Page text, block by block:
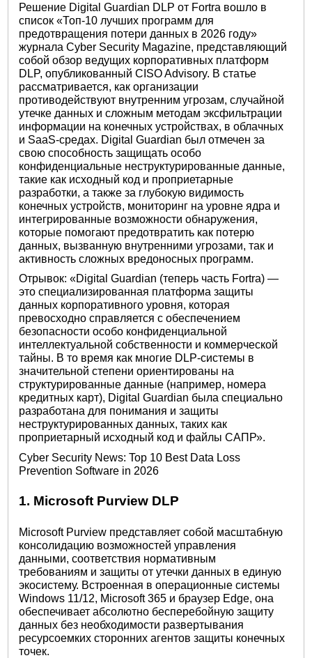
Решение Digital Guardian DLP от Fortra вошло в
список «Топ-10 лучших программ для
предотвращения потери данных в 2026 году»
журнала Cyber ​​Security Magazine, представляющий
собой обзор ведущих корпоративных платформ
DLP, опубликованный CISO Advisory. В статье
рассматривается, как организации
противодействуют внутренним угрозам, случайной
утечке данных и сложным методам эксфильтрации
информации на конечных устройствах, в облачных
и SaaS-средах. Digital Guardian был отмечен за
свою способность защищать особо
конфиденциальные неструктурированные данные,
такие как исходный код и проприетарные
разработки, а также за глубокую видимость
конечных устройств, мониторинг на уровне ядра и
интегрированные возможности обнаружения,
которые помогают предотвратить как потерю
данных, вызванную внутренними угрозами, так и
активность сложных вредоносных программ.
Отрывок: «Digital Guardian (теперь часть Fortra) —
это специализированная платформа защиты
данных корпоративного уровня, которая
превосходно справляется с обеспечением
безопасности особо конфиденциальной
интеллектуальной собственности и коммерческой
тайны. В то время как многие DLP-системы в
значительной степени ориентированы на
структурированные данные (например, номера
кредитных карт), Digital Guardian была специально
разработана для понимания и защиты
неструктурированных данных, таких как
проприетарный исходный код и файлы САПР».
Cyber Security News: Top 10 Best Data Loss
Prevention Software in 2026
1. Microsoft Purview DLP
Microsoft Purview представляет собой масштабную
консолидацию возможностей управления
данными, соответствия нормативным
требованиям и защиты от утечки данных в единую
экосистему. Встроенная в операционные системы
Windows 11/12, Microsoft 365 и браузер Edge, она
обеспечивает абсолютно бесперебойную защиту
данных без необходимости развертывания
ресурсоемких сторонних агентов защиты конечных
точек.